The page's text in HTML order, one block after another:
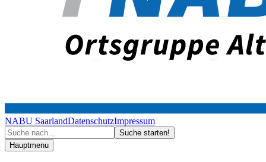
NABU SaarlandDatenschutzImpressum
Hauptmenu